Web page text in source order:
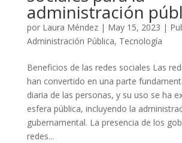
administración
por Laura Méndez| May 15, 2023 |
Administración Pública, Tecnología
Beneficios de las redes sociales Las
han convertido en una parte
diaria de las personas, y su uso se ha
esfera pública, incluyendo la
gubernamental. La presencia de los
redes...